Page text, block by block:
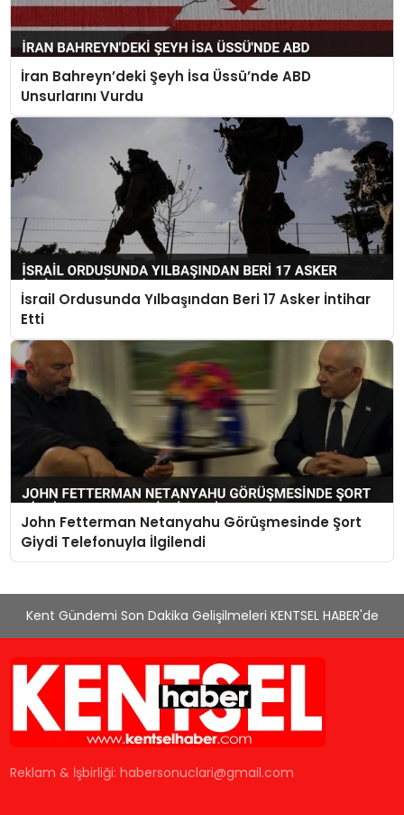
İran Bahreyn’deki Şeyh İsa Üssü’nde ABD
Unsurlarını Vurdu
İsrail Ordusunda Yılbaşından Beri 17 Asker İntihar
Etti
John Fetterman Netanyahu Görüşmesinde Şort
Giydi Telefonuyla İlgilendi
Kent Gündemi Son Dakika Gelişilmeleri KENTSEL HABER'de
Reklam & İşbirliği:habersonuclari@gmail.com